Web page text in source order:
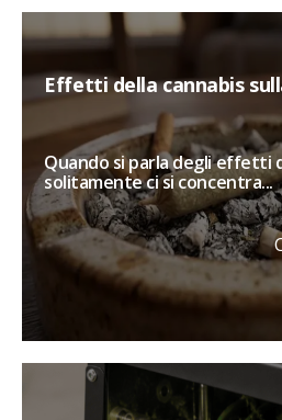
Effetti della cannabis
Quando si parla degli effetti
solitamente ci si concentra...